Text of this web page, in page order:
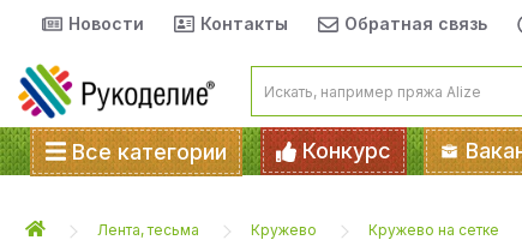
Новости Контакты Обратная связь
Все категории Конкурс
Лента, тесьма Кружево Кружево на сетке